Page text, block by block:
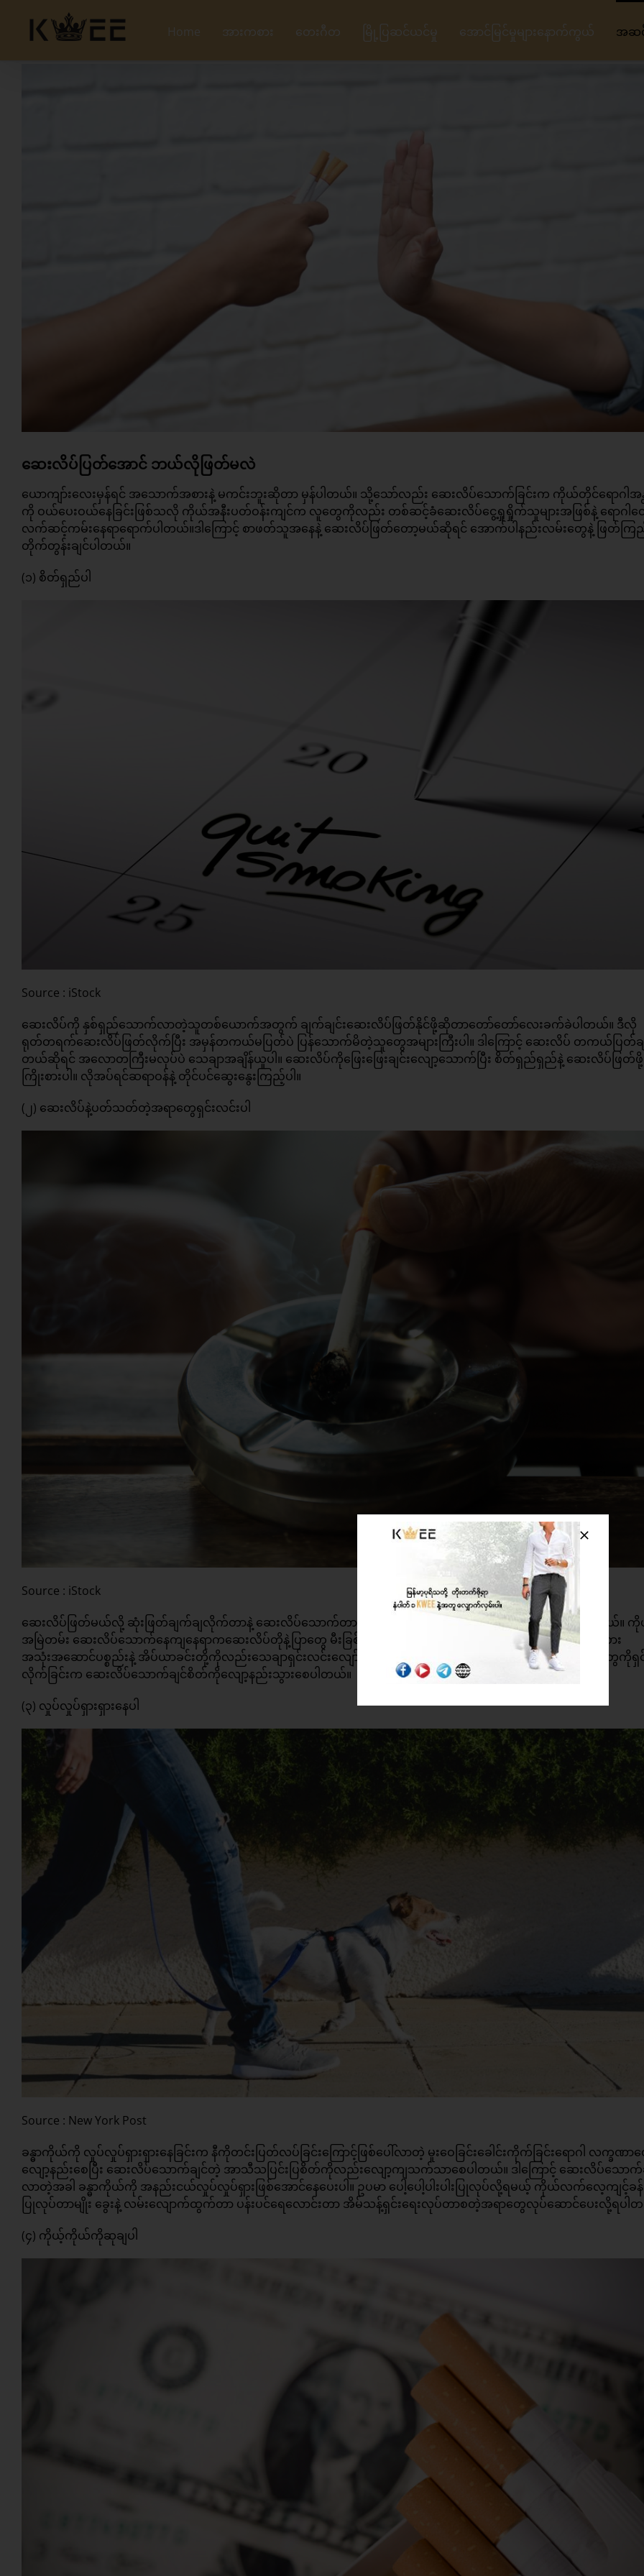
content
Home အားကစား တေးဂီတ မြို့ပြဆင်ယင်မှု အောင်မြင်မှုများနောက်ကွယ် အဆ
ဆေးလိပ်ပြတ်အောင် ဘယ်လိုဖြတ်မလဲ
ယောကျာ်းလေးမှန်ရင် အသောက်အစားနဲ့ မကင်းဘူးဆိုတာ မှန်ပါတယ်။ သို့သော်လည်း ဆေးလိပ်သောက်ခြင်းက ကိုယ်တိုင်ရောဂါအ
ကို ဝယ်ပေးဝယ်နေခြင်းဖြစ်သလို ကိုယ်အနီးပတ်ဝန်းကျင်က လူတွေကိုလည်း တစ်ဆင့်ခံဆေးလိပ်ငွေ့ရှုရှိုက်သူများအဖြစ်နဲ့ ရောဂါ
လက်ဆင့်ကမ်းနေရာရောက်ပါတယ်။ဒါကြောင့် စာဖတ်သူအနေနဲ့ ဆေးလိပ်ဖြတ်တော့မယ်ဆိုရင် အောက်ပါနည်းလမ်းတွေနဲ့ ဖြတ်ကြ
တိုက်တွန်းချင်ပါတယ်။
(၁) စိတ်ရှည်ပါ
Source : iStock
ဆေးလိပ်ကို နှစ်ရှည်သောက်လာတဲ့သူတစ်ယောက်အတွက် ချက်ချင်းဆေးလိပ်ဖြတ်နိုင်ဖို့ဆိုတာတော်တော်လေးခက်ခဲပါတယ်။ ဒီလို
ရုတ်တရက်ဆေးလိပ်ဖြတ်လိုက်ပြီး အမှန်တကယ်မပြတ်ပဲ ပြန်သောက်မိတဲ့သူတွေအများကြီးပါ။ ဒါကြောင့် ဆေးလိပ် တကယ်ပြတ်ခ
တယ်ဆိုရင် အလောတကြီးမလုပ်ပဲ သေချာအချိန်ယူပါ။ ဆေးလိပ်ကိုဖြေးဖြေးချင်းလျော့သောက်ပြီး စိတ်ရှည်ရှည်နဲ့ ဆေးလိပ်ဖြတ်ဖို့
ကြိုးစားပါ။ လိုအပ်ရင်ဆရာဝန်နဲ့ တိုင်ပင်ဆွေးနွေးကြည့်ပါ။
(၂) ဆေးလိပ်နဲ့ပတ်သတ်တဲ့အရာတွေရှင်းလင်းပါ
Source : iStock
ဆေးလိပ်ဖြတ်မယ်လို့ ဆုံးဖြတ်ချက်ချလိုက်တာနဲ့ ဆေးလိပ်သောက်တာနဲ့ ပတ်သတ်တဲ့အရာတွေအားလုံးကိုရှင်းလင်းဖို့လိုပါမယ်။
အမြဲတမ်း ဆေးလိပ်သောက်နေကျနေရာကဆေးလိပ်တိုနဲ့ပြာတွေ မီးခြစ်တွေ ဆေးလိပ်ပြာခွက် ဆေးလိပ်နံ့စွဲနေတဲ့ အဝတ်အစား
အသုံးအဆောင်ပစ္စည်းနဲ့ အိပ်ယာခင်းတို့ကိုလည်းသေချာရှင်းလင်းလျော်ဖွတ်သန့်စင်လိုက်ပါ။ ဆေးလိပ်နဲ့ပတ်သတ်တဲ့ အရာတွေကိုရှ
လိုက်ခြင်းက ဆေးလိပ်သောက်ချင်စိတ်ကိုလျော့နည်းသွားစေပါတယ်။
(၃) လှုပ်လှုပ်ရှားရှားနေပါ
Source : New York Post
ခန္ဓာကိုယ်ကို လှုပ်လှုပ်ရှားရှားနေခြင်းက နီကိုတင်းပြတ်လပ်ခြင်းကြောင့်ဖြစ်ပေါ်လာတဲ့ မူးဝေခြင်းခေါင်းကိုက်ခြင်းရောဂါ လက္ခဏ
လျော့နည်းစေပြီး ဆေးလိပ်သောက်ချင်တဲ့ အာသီသပြင်းပြစိတ်ကိုလည်းလျော့ကျသက်သာစေပါတယ်။ ဒါကြောင့် ဆေးလိပ်သောက်
လာတဲ့အခါ ခန္ဓာကိုယ်ကို အနည်းငယ်လှုပ်လှုပ်ရှားဖြစ်အောင်နေပေးပါ။ ဥပမာ ပေါ့ပေါ့ပါးပါးပြုလုပ်လို့ရမယ့် ကိုယ်လက်လေ့ကျင့်ခန်
ပြုလုပ်တာမျိုး ခွေးနဲ့ လမ်းလျောက်ထွက်တာ ပန်းပင်ရေလောင်းတာ အိမ်သန့်ရှင်းရေးလုပ်တာစတဲ့အရာတွေလုပ်ဆောင်ပေးလို့ရပါ
(၄) ကိုယ့်ကိုယ်ကိုဆုချပါ